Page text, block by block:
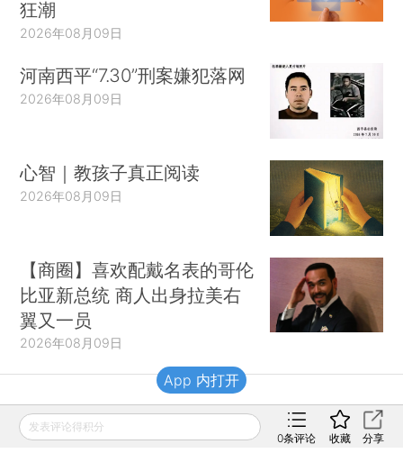
狂潮
2026年08月09日
河南西平“7.30”刑案嫌犯落网
2026年08月09日
心智｜教孩子真正阅读
2026年08月09日
【商圈】喜欢配戴名表的哥伦
比亚新总统 商人出身拉美右
翼又一员
2026年08月09日
财新移动
发表评论得积分
0条评论 收藏 分享
App 内打开